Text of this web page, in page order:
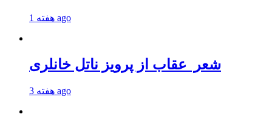
1 هفته ago
شعر عقاب از پرویز ناتل خانلری
3 هفته ago